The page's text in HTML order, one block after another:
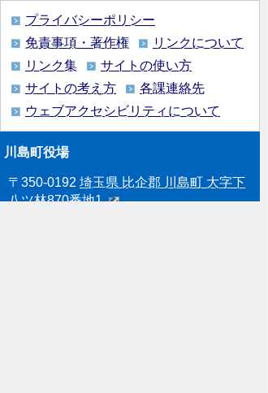
プライバシーポリシー
免責事項・著作権
リンクについて
リンク集
サイトの使い方
サイトの考え方
各課連絡先
ウェブアクセシビリティについて
川島町役場
〒350-0192 埼玉県 比企郡 川島町 大字下
八ツ林870番地1